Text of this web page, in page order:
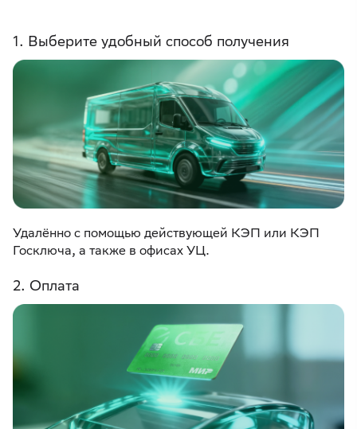
1. Выберите удобный способ получения
Удалённо с помощью действующей КЭП или КЭП
Госключа, а также в офисах УЦ.
2. Оплата